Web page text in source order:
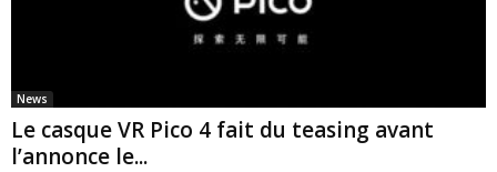
News
Le casque VR Pico 4 fait du teasing avant
l’annonce le...